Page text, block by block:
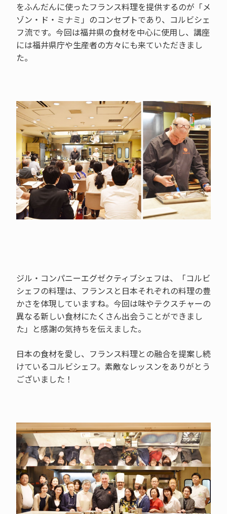
をふんだんに使ったフランス料理を提供するのが「メ
ゾン・ド・ミナミ」のコンセプトであり、コルビシェ
フ流です。今回は福井県の食材を中心に使用し、講座
には福井県庁や生産者の方々にも来ていただきまし
た。
ジル・コンパニーエグゼクティブシェフは、「コルビ
シェフの料理は、フランスと日本それぞれの料理の豊
かさを体現していますね。今回は味やテクスチャーの
異なる新しい食材にたくさん出会うことができまし
た」と感謝の気持ちを伝えました。
日本の食材を愛し、フランス料理との融合を提案し続
けているコルビシェフ。素敵なレッスンをありがとう
ございました！